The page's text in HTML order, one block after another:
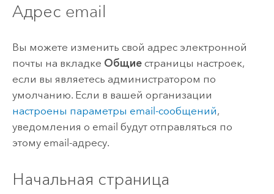
Адрес email
Вы можете изменить свой адрес электронной
почты на вкладке Общиестраницы настроек,
если вы являетесь администратором по
умолчанию. Если в вашей организации
настроены параметры email-сообщений,
уведомления о email будут отправляться по
этому email-адресу.
Начальная страница